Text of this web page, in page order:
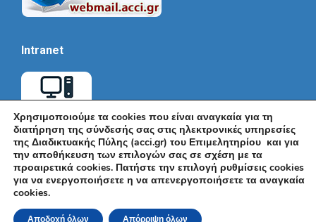
Intranet
© Εμπορικό και Βιομηχανικό Επιμελητήριο Αθηνών 2026 |
Ακαδημίας 7, ΤΚ: 10671, Αθήνα, Τηλ: +30 210 3604815, e-mail:
Χρησιμοποιούμε τα cookies που είναι αναγκαία για τη
διατήρηση της σύνδεσής σας στις ηλεκτρονικές υπηρεσίες
της Διαδικτυακής Πύλης (acci.gr) του Επιμελητηρίου και για
την αποθήκευση των επιλογών σας σε σχέση με τα
προαιρετικά cookies. Πατήστε την επιλογή ρυθμίσεις cookies
για να ενεργοποιήσετε η να απενεργοποιήσετε τα αναγκαία
cookies.
Αποδοχή όλων Απόρριψη όλων